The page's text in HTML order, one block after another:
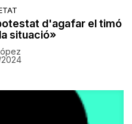
d'agafar el timó
situació»